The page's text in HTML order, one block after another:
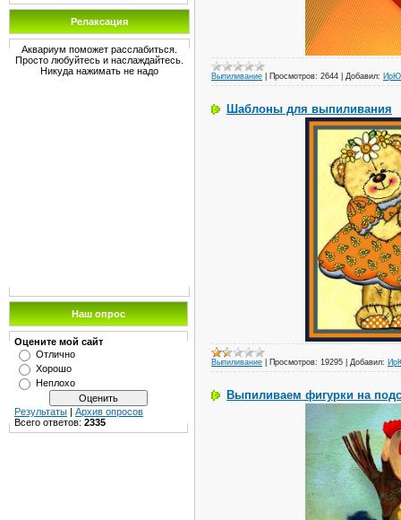
Релаксация
Аквариум поможет расслабиться.
Просто любуйтесь и наслаждайтесь.
Никуда нажимать не надо
Наш опрос
Оцените мой сайт
Отлично
Хорошо
Неплохо
Результаты | Архив опросов
Всего ответов: 2335
Выпиливание Просмотров: 2644 Добавил:
Шаблоны для выпиливания
Выпиливание Просмотров: 19295 Добавил:
Выпиливаем фигурки на